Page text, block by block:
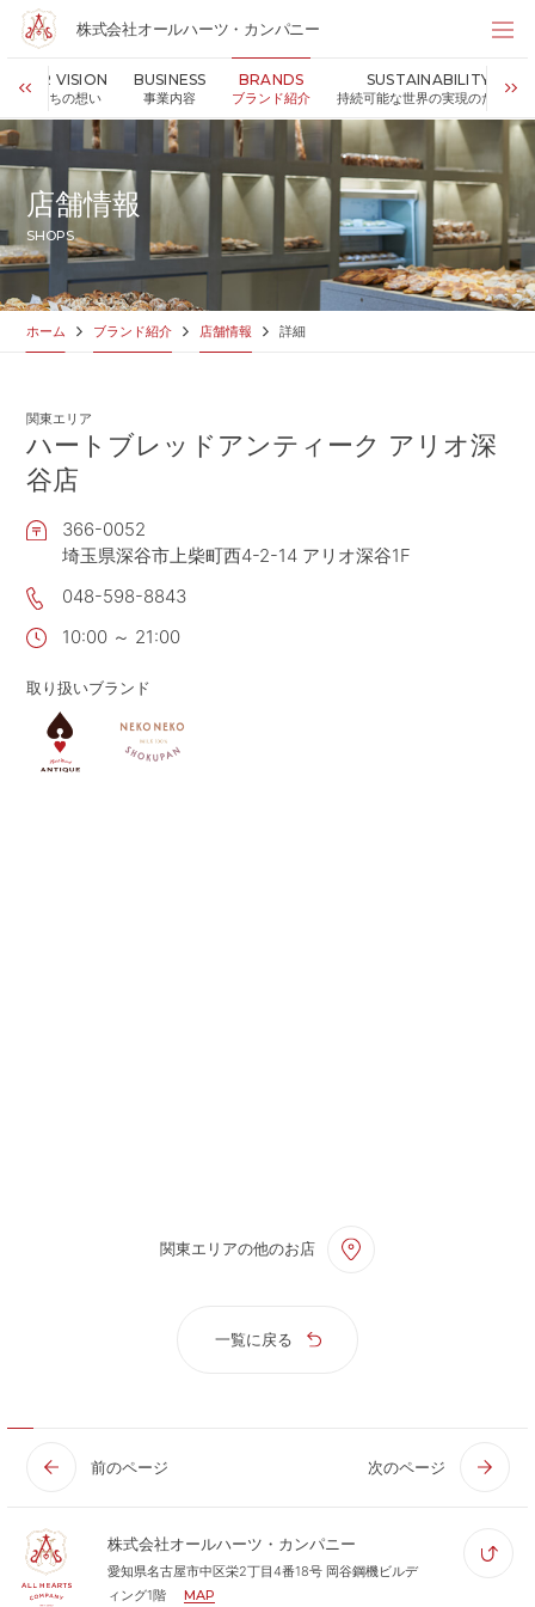
株式会社オールハーツ・カンパニー
OUR VISION
私たちの想い
BUSINESS
事業内容
BRANDS
ブランド紹介
SUSTAINABILITY
持続可能な世界の実現のために
株式会社オールハーツ・カンパニー
店舗検索
HOME
NEWS お知らせ
OUR VISION 私たちの想い
MESSAGE 代表メッセージ
VALUES
BUSINESS 事業内容
SHOP 店舗情報
SUSTAINABILITY
APP
PRIVACY POLICY
RECRUIT 2027
RECRUIT
店舗情報
SHOPS
ホーム ブランド紹介 店舗情報 詳細
関東エリア
ハートブレッドアンティーク アリオ深
谷店
366-0052
埼玉県深谷市上柴町西4-2-14 アリオ深谷1F
048-598-8843
10:00 ～ 21:00
取り扱いブランド
関東エリアの他のお店
一覧に戻る
前のページ 次のページ
株式会社オールハーツ・カンパニー
愛知県名古屋市中区栄2丁目4番18号 岡谷鋼機ビルデ
ィング1階
MAP